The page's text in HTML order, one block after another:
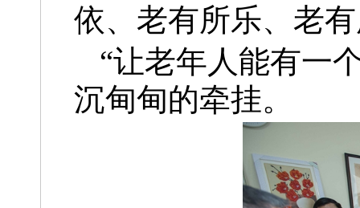
依、老有所乐、老
“让老年人能有一
沉甸甸的牵挂。